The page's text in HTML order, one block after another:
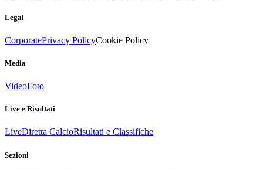
Legal
CorporatePrivacy PolicyCookie Policy
Media
VideoFoto
Live e Risultati
LiveDiretta CalcioRisultati e Classifiche
Sezioni